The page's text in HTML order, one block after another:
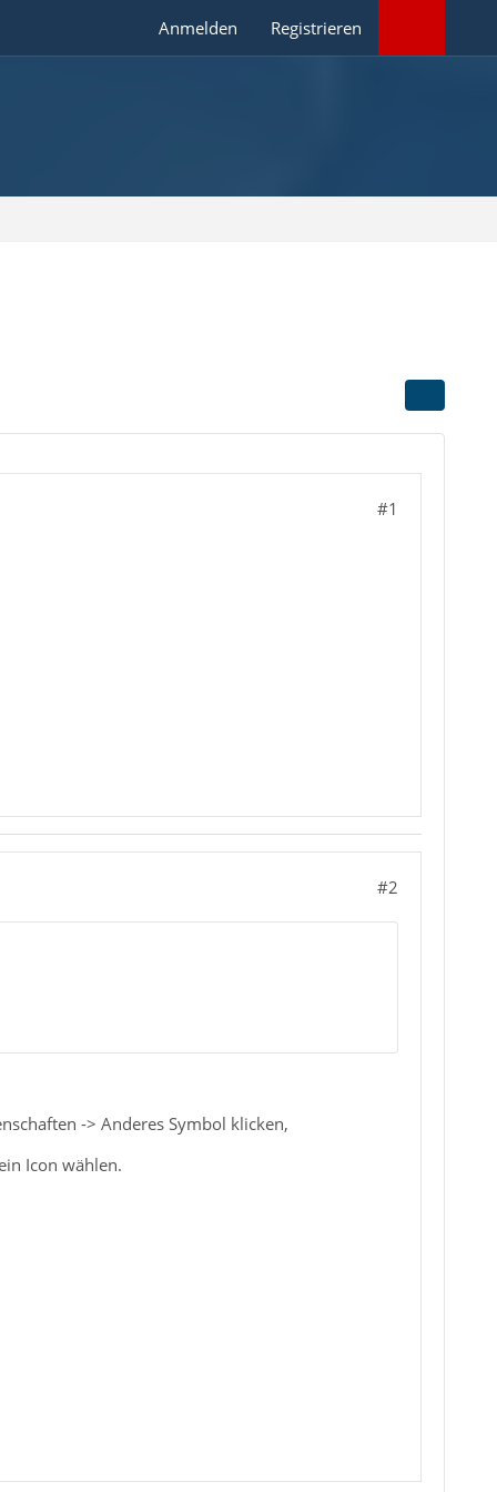
Anmelden Registrieren
#1
#2
-> Anderes Symbol klicken,
Icon wählen.